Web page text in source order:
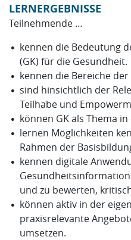
LERNERGEBNISSE
Teilnehmende …
kennen die Bedeutung
(GK) für die Gesundheit.
kennen die Bereiche
sind hinsichtlich der
Teilhabe und
können GK als Thema
lernen Möglichkeiten
Rahmen der
kennen digitale
und zu bewerten,
können aktiv in der
praxisrelevante
umsetzen.